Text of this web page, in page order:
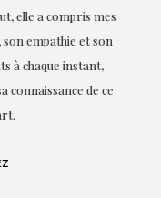
elle a compris mes
empathie et son
à chaque instant,
connaissance de ce